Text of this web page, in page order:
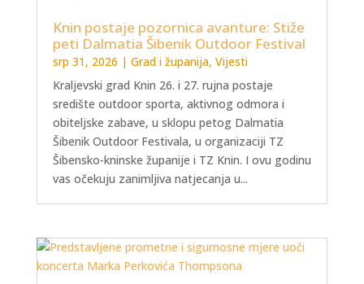
Knin postaje pozornica avanture: Stiže
peti Dalmatia Šibenik Outdoor Festival
srp 31, 2026 | Grad i županija, Vijesti
Kraljevski grad Knin 26. i 27. rujna postaje
središte outdoor sporta, aktivnog odmora i
obiteljske zabave, u sklopu petog Dalmatia
Šibenik Outdoor Festivala, u organizaciji TZ
Šibensko-kninske županije i TZ Knin. I ovu godinu
vas očekuju zanimljiva natjecanja u...